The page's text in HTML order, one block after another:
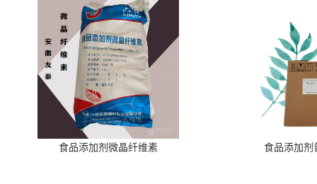
食品添加剂微晶纤维素 食品添加剂